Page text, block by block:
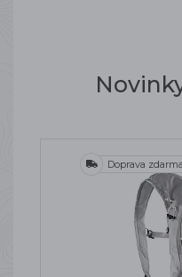
Doprava zdarma